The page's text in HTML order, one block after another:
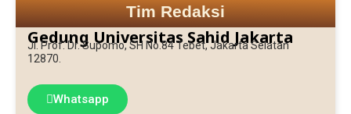
Tim Redaksi
Gedung Universitas Sahid Jakarta
Jl. Prof. Dr. Supomo, SH No.84 Tebet, Jakarta Selatan
12870.
Whatsapp